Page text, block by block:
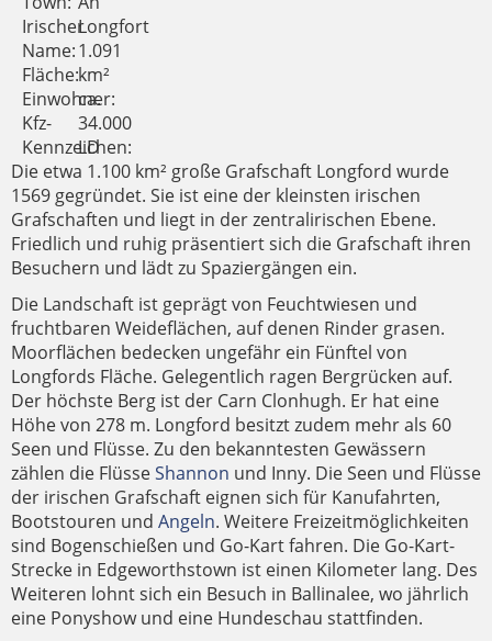
Irischer
Name:
Fläche:
Einwohner:
Kfz-
Kennzeichen:
Longfort
1.091
km²
ca.
34.000
LD
Die etwa 1.100 km² große Grafschaft Longford wurde
1569 gegründet. Sie ist eine der kleinsten irischen
Grafschaften und liegt in der zentralirischen Ebene.
Friedlich und ruhig präsentiert sich die Grafschaft ihren
Besuchern und lädt zu Spaziergängen ein.
Die Landschaft ist geprägt von Feuchtwiesen und
fruchtbaren Weideflächen, auf denen Rinder grasen.
Moorflächen bedecken ungefähr ein Fünftel von
Longfords Fläche. Gelegentlich ragen Bergrücken auf.
Der höchste Berg ist der Carn Clonhugh. Er hat eine
Höhe von 278 m. Longford besitzt zudem mehr als 60
Seen und Flüsse. Zu den bekanntesten Gewässern
zählen die FlüsseShannon und Inny. Die Seen und Flüsse
der irischen Grafschaft eignen sich für Kanufahrten,
Bootstouren und Angeln. Weitere Freizeitmöglichkeiten
sind Bogenschießen und Go-Kart fahren. Die Go-Kart-
Strecke in Edgeworthstown ist einen Kilometer lang. Des
Weiteren lohnt sich ein Besuch in Ballinalee, wo jährlich
eine Ponyshow und eine Hundeschau stattfinden.